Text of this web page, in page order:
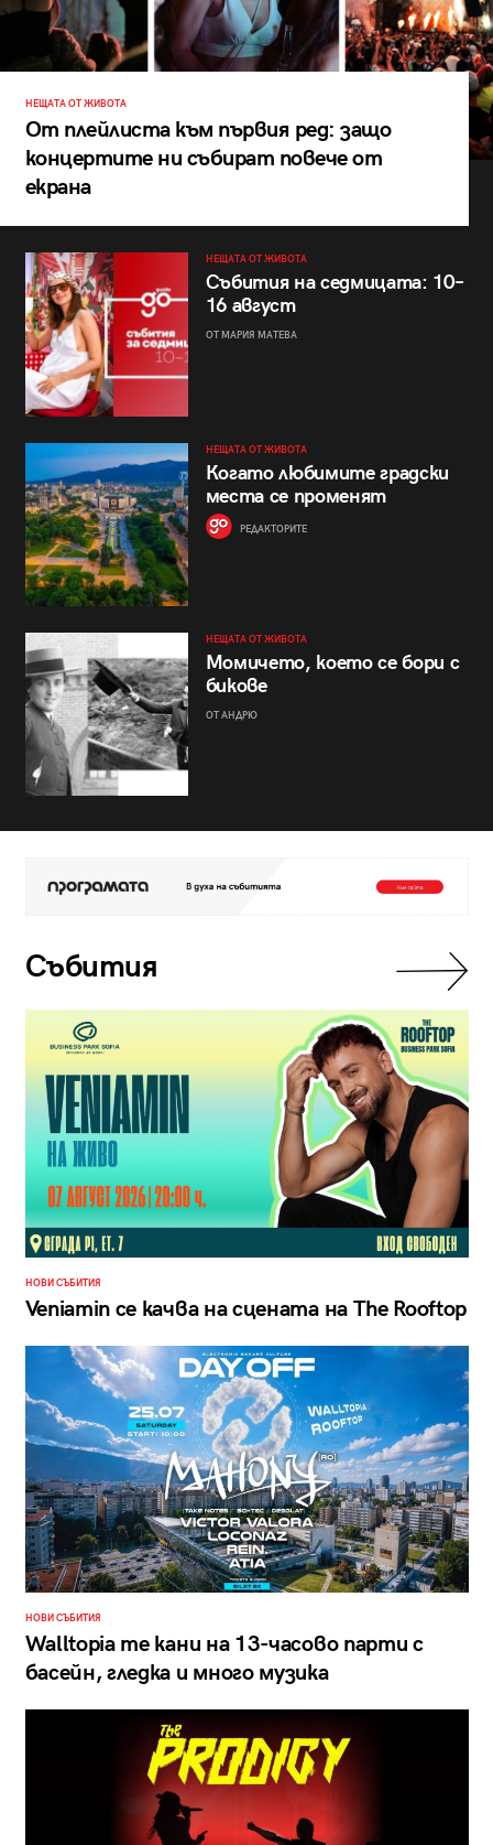
НЕЩАТА ОТ ЖИВОТА
От плейлиста към първия ред: защо
концертите ни събират повече от
екрана
НЕЩАТА ОТ ЖИВОТА
Събития на седмицата: 10–
16 август
ОТ МАРИЯ МАТЕВА
НЕЩАТА ОТ ЖИВОТА
Когато любимите градски
места се променят
РЕДАКТОРИТЕ
НЕЩАТА ОТ ЖИВОТА
Момичето, което се бори с
бикове
ОТ АНДРЮ
Събития
НОВИ СЪБИТИЯ
Veniamin се качва на сцената на The Rooftop
НОВИ СЪБИТИЯ
Walltopia те кани на 13-часово парти с
басейн, гледка и много музика